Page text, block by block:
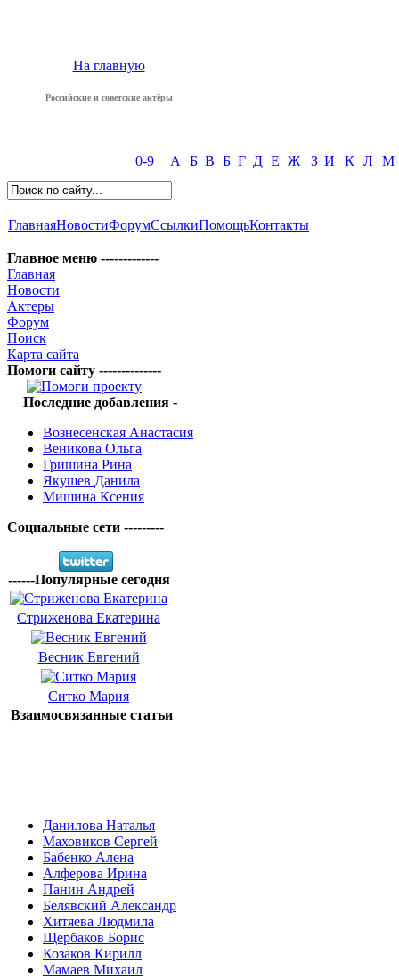
На главную
Российские и советские актёры
0-9 А Б В Б Г Д Е Ж З И К Л М
ГлавнаяНовостиФорумСсылкиПомощьКонтакты
Главное меню -------------
Главная
Новости
Актеры
Форум
Поиск
Карта сайта
Помоги сайту --------------
Последние добавления -
Вознесенская Анастасия
Веникова Ольга
Гришина Рина
Якушев Данила
Мишина Ксения
Социальные сети ---------
------Популярные сегодня
Стриженова Екатерина
Весник Евгений
Ситко Мария
Взаимосвязанные статьи
Данилова Наталья
Маховиков Сергей
Бабенко Алена
Алферова Ирина
Панин Андрей
Белявский Александр
Хитяева Людмила
Щербаков Борис
Козаков Кирилл
Мамаев Михаил